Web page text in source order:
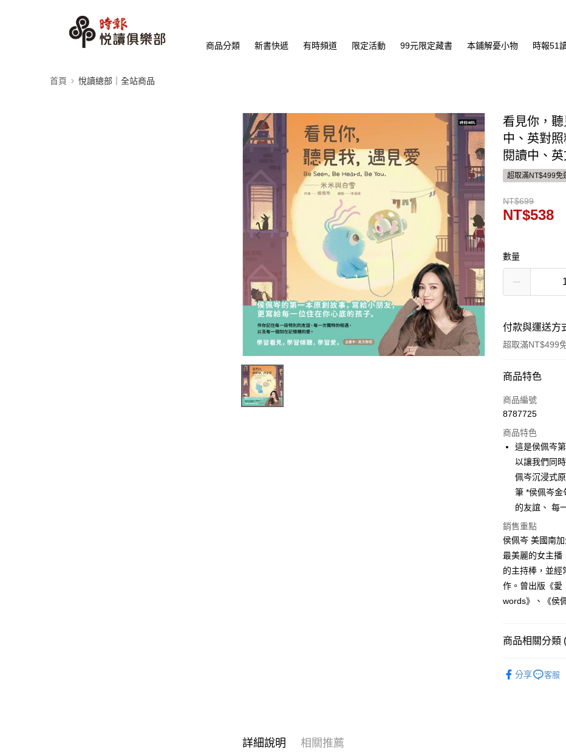
商品分類 新書快遞 有時頻道 限定活動 99元限定藏書 本鋪解憂小物 時報51
首頁 悅讀總部｜全站商品
看見你，
中、英對
閱讀中、
超取滿NT$499免
NT$699
NT$538
數量
付款與運送方
超取滿NT$499
付款方式
信用卡一次付款
運送方式
付款後全家取貨
每筆NT$60，
付款後7-11取貨
每筆NT$60，
宅配
每筆NT$100，
商品特色
商品編號
8787725
商品特色
這是侯佩岑
以讓我們同
佩岑沉浸式
筆 *侯佩岑金
的友誼、 每
銷售重點
侯佩岑 美國南
最美麗的女主播
的主持棒，並經
作。曾出版《愛
words》、《侯
商品相關分類
分享
客服
詳細說明 相關推薦